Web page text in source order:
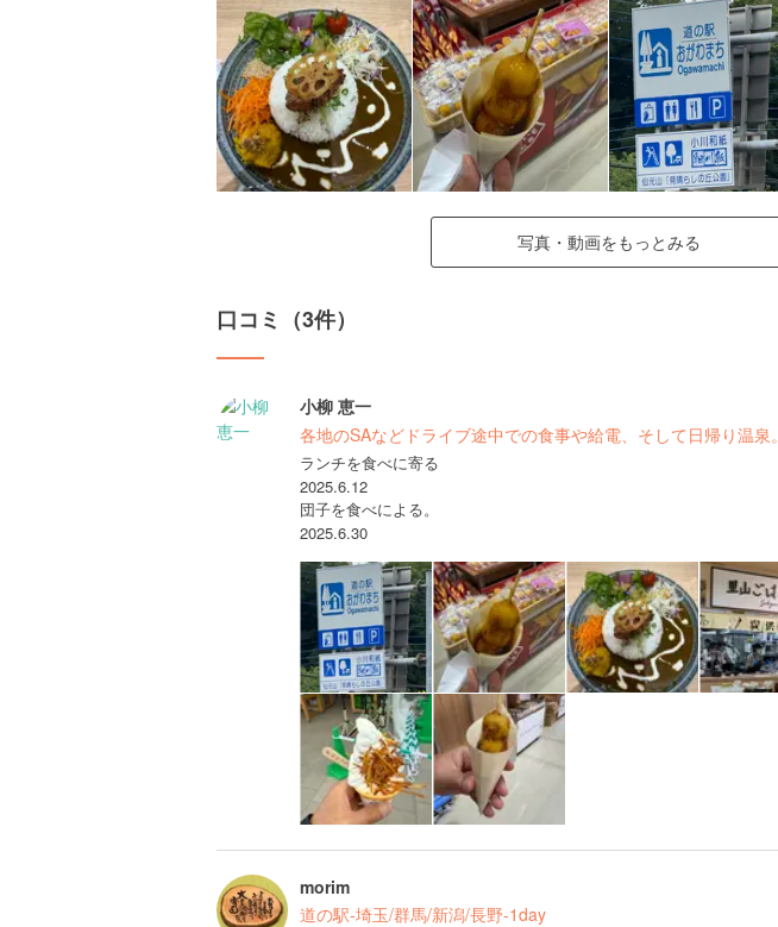
写真・動画をもっとみる
口コミ（3件）
小柳 恵一
各地のSAなどドライブ途中での食事や給電、そして日帰り温泉。
ランチを食べに寄る
2025.6.12
団子を食べによる。
2025.6.30
morim
道の駅-埼玉/群馬/新潟/長野-1day